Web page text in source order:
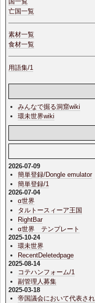
亡国一覧
素材一覧
食材一覧
用語集/1
みんなで掘る洞窟wiki
環未世界wiki
2026-07-09
簡単登録/Dongle emulator
簡単登録/1
2026-07-04
α世界
タルトースィーア王国
RightBar
α世界 テンプレート
2025-10-24
環未世界
RecentDeletedpage
2025-08-14
コテハンフォーム/1
副管理人募集
2025-03-18
帝国議会において代表さ